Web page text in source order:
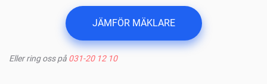
JÄMFÖR MÄKLARE
Eller ring oss på 031-20 12 10